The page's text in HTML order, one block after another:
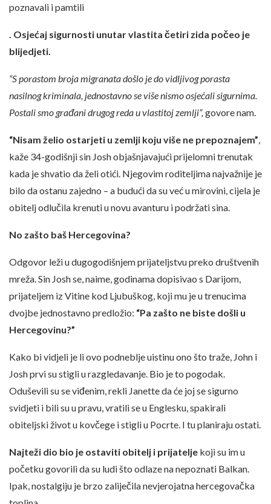
poznavali i pamtili
. Osjećaj sigurnosti unutar vlastita četiri zida počeo je
blijedjeti.
“S porastom broja migranata došlo je do vidljivog porasta
nasilnog kriminala, jednostavno se više nismo osjećali sigurnima.
Postali smo građani drugog reda u vlastitoj zemlji”, govore nam.
“Nisam želio ostarjeti u zemlji koju više ne prepoznajem”
kaže 34-godišnji sin Josh objašnjavajući prijelomni trenutak
kada je shvatio da želi otići. Njegovim roditeljima najvažnije je
bilo da ostanu zajedno – a budući da su već u mirovini, cijela je
obitelj odlučila krenuti u novu avanturu i podržati sina.
No zašto baš Hercegovina?
Odgovor leži u dugogodišnjem prijateljstvu preko društvenih
mreža. Sin Josh se, naime, godinama dopisivao s Darijom,
prijateljem iz Vitine kod Ljubuškog, koji mu je u trenucima
dvojbe jednostavno predložio: “Pa zašto ne biste došli u
Hercegovinu?”
Kako bi vidjeli je li ovo podneblje uistinu ono što traže, John i
Josh prvi su stigli u razgledavanje. Bio je to pogodak.
Oduševili su se viđenim, rekli Janette da će joj se sigurno
svidjeti i bili su u pravu, vratili se u Englesku, spakirali
obiteljski život u kovčege i stigli u Pocrte. I tu planiraju ostati.
Najteži dio bio je ostaviti obitelj i prijatelje koji su im u
početku govorili da su ludi što odlaze na nepoznati Balkan.
Ipak, nostalgiju je brzo zaliječila nevjerojatna hercegovačka